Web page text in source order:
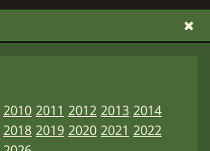
2010 2011 2012 2013 2014
2018 2019 2020 2021 2022